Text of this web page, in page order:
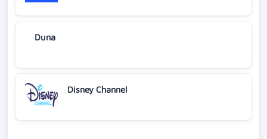
Duna
Disney Channel